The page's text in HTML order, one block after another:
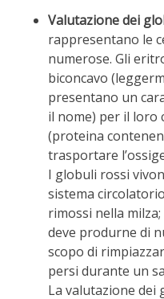
Valutazione dei
rappresentano le
numerose. Gli
biconcavo
presentano un
il nome) per il loro
(proteina
trasportare
I globuli rossi
sistema
rimossi nella
deve produrne di
scopo di
persi durante un
La valutazione dei